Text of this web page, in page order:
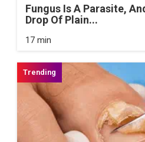
Fungus Is A Parasite,
Drop Of Plain...
17 min